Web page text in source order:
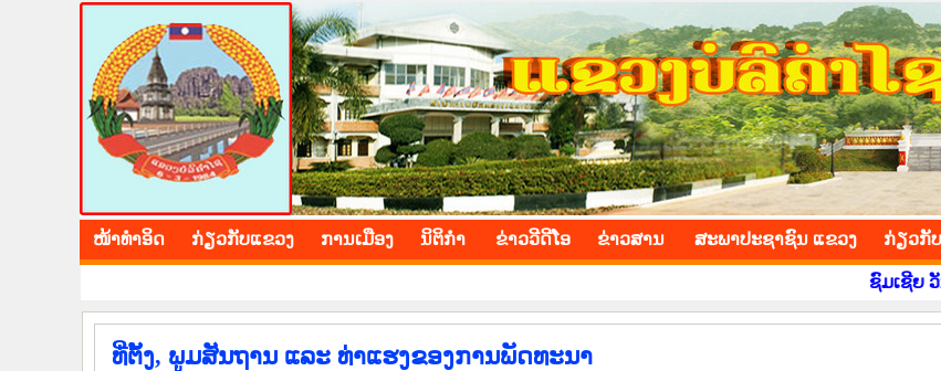
BOLIKHAMXAY PROVINCE
ໜ້າ​ທຳ​ອິດ ​ກ່ຽວ​ກັບ​ແຂວງ ​ການ​ເມືອງ ນິ​ຕິ​ກຳ ຂ່າວ​ວີ​ດີ​ໂອ ​ຂ່າວ​ສານ ສະພາປະຊາຊົນ ແຂວງ ກ່ຽວ​ກັ
ຊົມເຊີຍ ວັນຊາດ
ທີ່ຕັ້ງ, ພູມສັນຖານ ແລະ ທ່າແຮງຂອງການພັດທະນາ